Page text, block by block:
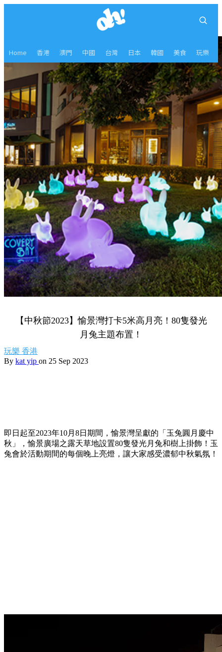
Home 香港 澳門 中國 台灣 日本 韓國 美食 玩樂
【中秋節2023】愉景灣打卡5米高月亮！80隻發光
月兔主題布置！
玩樂 香港
By kat yip on 25 Sep 2023
即日起至2023年10月8日期間，愉景灣呈獻的「玉兔圓月慶中
秋」，愉景廣場之露天草地設置80隻發光月兔和樹上掛飾！玉
兔會於活動期間的每個晚上亮燈，讓大家感受濃郁中秋氣氛！